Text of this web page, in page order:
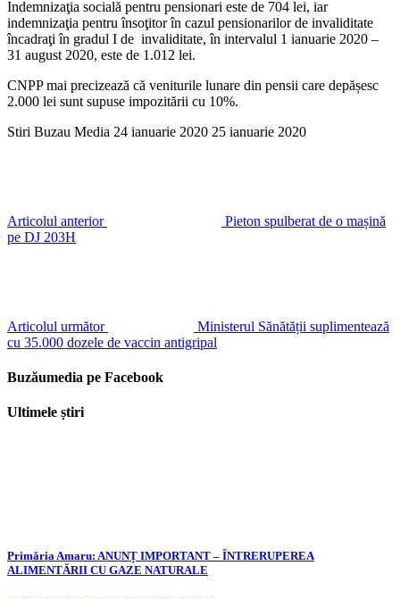
Indemnizaţia socială pentru pensionari este de 704 lei, iar
indemnizaţia pentru însoţitor în cazul pensionarilor de invaliditate
încadraţi în gradul I de invaliditate, în intervalul 1 ianuarie 2020 –
31 august 2020, este de 1.012 lei.
CNPP mai precizează că veniturile lunare din pensii care depășesc
2.000 lei sunt supuse impozitării cu 10%.
Stiri Buzau Media 24 ianuarie 2020 25 ianuarie 2020
Articolul anterior
Pieton spulberat de o mașină
pe DJ 203H
Articolul următor
Ministerul Sănătății suplimentează
cu 35.000 dozele de vaccin antigripal
Buzăumedia pe Facebook
Ultimele știri
Primăria Amaru: ANUNȚ IMPORTANT – ÎNTRERUPEREA
ALIMENTĂRII CU GAZE NATURALE